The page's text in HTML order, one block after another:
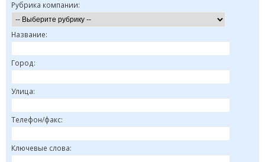
Рубрика компании:
Название:
Город:
Улица:
Телефон/факс:
Ключевые слова: